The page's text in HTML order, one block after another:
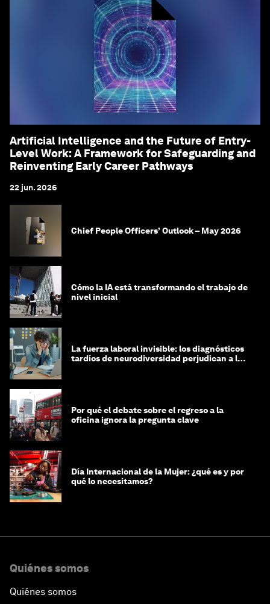
Artificial Intelligence and the Future of Entry-
Level Work: A Framework for Safeguarding and
Reinventing Early Career Pathways
22 jun. 2026
Chief People Officers’ Outlook – May 2026
Cómo la IA está transformando el trabajo de
nivel inicial
La fuerza laboral invisible: los diagnósticos
tardíos de neurodiversidad perjudican a las
Por qué el debate sobre el regreso a la
oficina ignora la pregunta clave
Día Internacional de la Mujer: ¿qué es y por
qué lo necesitamos?
Quiénes somos
Quiénes somos